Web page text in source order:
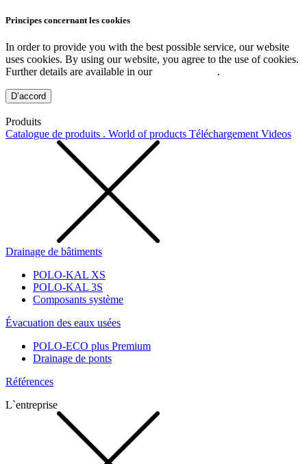
Principes concernant les cookies
In order to provide you with the best possible service, our website
uses cookies. By using our website, you agree to the use of cookies.
Further details are available in our
.
D’accord
Produits
Catalogue de produits . World of products Téléchargement Videos
Drainage de bâtiments
POLO-KAL XS
POLO-KAL 3S
Composants système
Évacuation des eaux usées
POLO-ECO plus Premium
Drainage de ponts
Références
L`entreprise